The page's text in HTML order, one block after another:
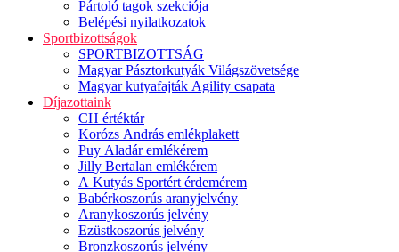
Pártoló tagok szekciója
Belépési nyilatkozatok
Sportbizottságok
SPORTBIZOTTSÁG
Magyar Pásztorkutyák Világszövetsége
Magyar kutyafajták Agility csapata
Díjazottaink
CH értéktár
Korózs András emlékplakett
Puy Aladár emlékérem
Jilly Bertalan emlékérem
A Kutyás Sportért érdemérem
Babérkoszorús aranyjelvény
Aranykoszorús jelvény
Ezüstkoszorús jelvény
Bronzkoszorús jelvény